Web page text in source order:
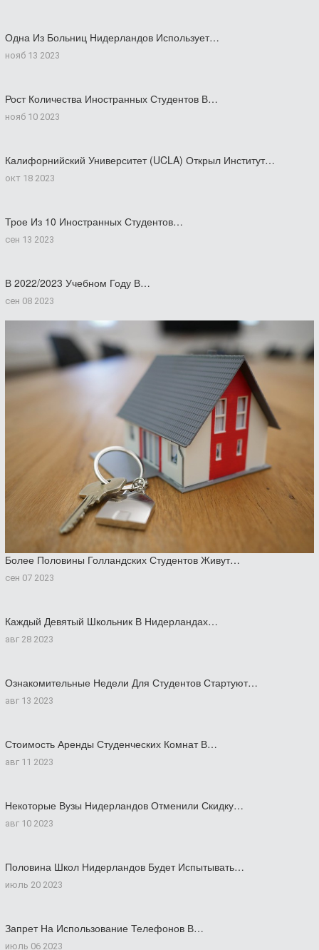
Одна Из Больниц Нидерландов Использует…
нояб 13 2023
Рост Количества Иностранных Студентов В…
нояб 10 2023
Калифорнийский Университет (UCLA) Открыл Институт…
окт 18 2023
Трое Из 10 Иностранных Студентов…
сен 13 2023
В 2022/2023 Учебном Году В…
сен 08 2023
Более Половины Голландских Студентов Живут…
сен 07 2023
Каждый Девятый Школьник В Нидерландах…
авг 28 2023
Ознакомительные Недели Для Студентов Стартуют…
авг 13 2023
Стоимость Аренды Студенческих Комнат В…
авг 11 2023
Некоторые Вузы Нидерландов Отменили Скидку…
авг 10 2023
Половина Школ Нидерландов Будет Испытывать…
июль 20 2023
Запрет На Использование Телефонов В…
июль 06 2023